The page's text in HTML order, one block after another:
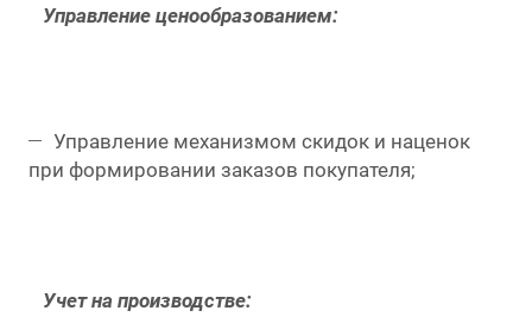
Управление ценообразованием:
Управление механизмом скидок и наценок
при формировании заказов покупателя;
Учет на производстве: